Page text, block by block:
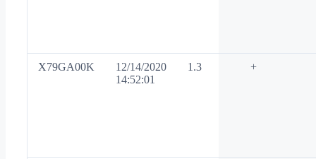
X79GA00K
12/14/2020
14:52:01
1.3 +